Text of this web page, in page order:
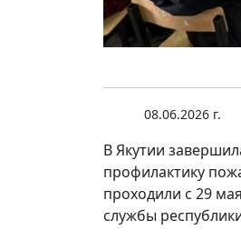
08.06.2026 г.
В Якутии
профилактику
проходили с 29
службы